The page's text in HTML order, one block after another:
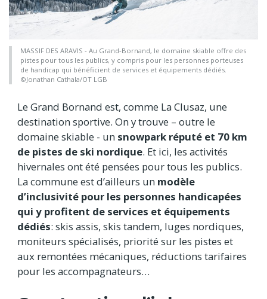
MASSIF DES ARAVIS - Au Grand-Bornand, le domaine skiable offre des
pistes pour tous les publics, y compris pour les personnes porteuses
de handicap qui bénéficient de services et équipements dédiés.
©Jonathan Cathala/OT LGB
Le Grand Bornand est, comme La Clusaz, une
destination sportive. On y trouve – outre le
domaine skiable - un snowpark réputé et 70 km
de pistes de ski nordique. Et ici, les activités
hivernales ont été pensées pour tous les publics.
La commune est d’ailleurs un modèle
d’inclusivité pour les personnes handicapées
qui y profitent de services et équipements
dédiés: skis assis, skis tandem, luges nordiques,
moniteurs spécialisés, priorité sur les pistes et
aux remontées mécaniques, réductions tarifaires
pour les accompagnateurs…